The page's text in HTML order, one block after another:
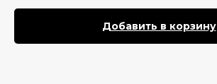
Добавить в корзину